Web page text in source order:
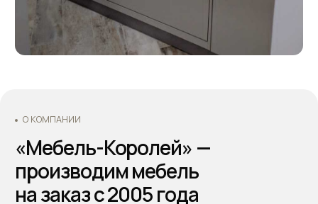
Основатели - Всеволод и Татьяна Король